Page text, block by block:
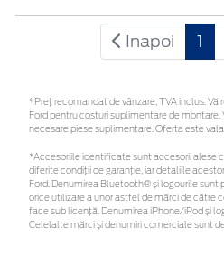
Inapoi 1
*Preţ recomandat de vânzare, TVA inclus. Vă
Ford pentru costuri suplimentare de montare.
necesare piese suplimentare. Oferta este
*Accesoriile identificate sunt accesorii alese
diferite condiții de garanție, iar detaliile
Ford. Denumirea Bluetooth® și logourile sunt
orice utilizare a unor astfel de mărci de către
face sub licență. Denumirea iPhone/iPod și
Celelalte mărci și denumiri comerciale sunt